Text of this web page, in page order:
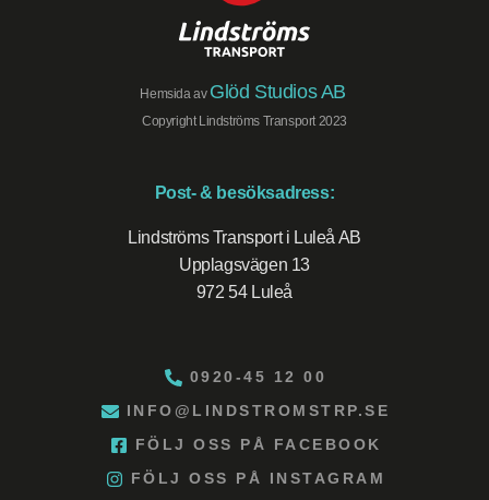
Hemsida av Glöd Studios AB
Copyright Lindströms Transport 2023
Post- & besöksadress:
Lindströms Transport i Luleå AB
Upplagsvägen 13
972 54 Luleå
0920-45 12 00
INFO@LINDSTROMSTRP.SE
FÖLJ OSS PÅ FACEBOOK
FÖLJ OSS PÅ INSTAGRAM